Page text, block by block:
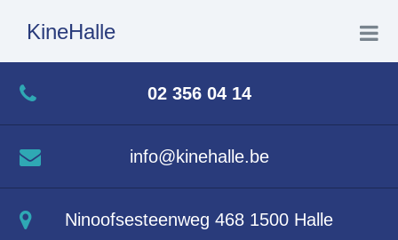
KineHalle
Home
Wat doe ik
02 356 04 14
info@kinehalle.be
Ninoofsesteenweg 468 1500 Halle